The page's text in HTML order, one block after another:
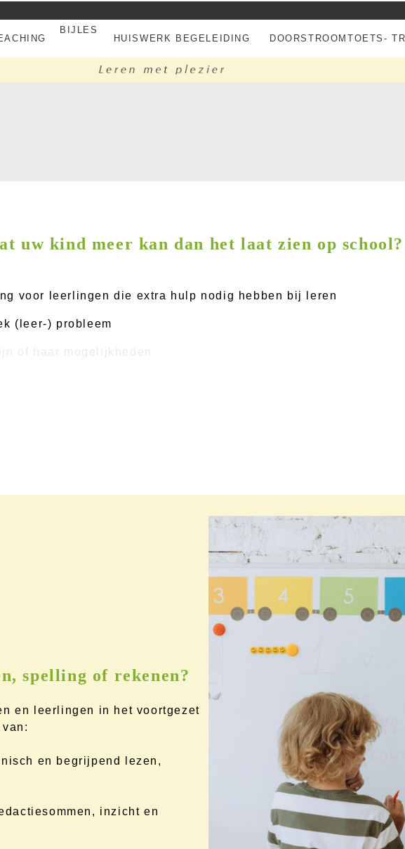
BIJLES
HUISWERK BEGELEIDING
DOORSTROOMTOETS-
uw kind meer kan dan het laat zien op school?
voor leerlingen die extra hulp nodig hebben bij leren
(leer-) probleem
spelling of rekenen?
en leerlingen in het voortgezet
en begrijpend lezen,
inzicht en